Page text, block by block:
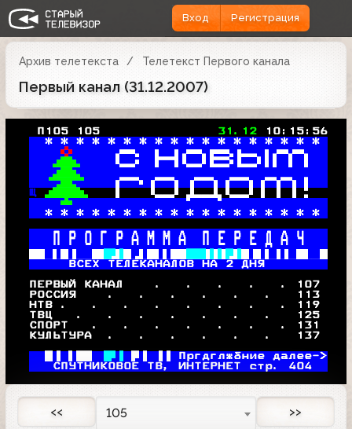
Вход Регистрация
Архив телетекста Телетекст Первого канала
Первый канал (31.12.2007)
   П105 105
31.12
10:15:56
* * * * * * * * * * * * * * * * * *







Щ 



* * * * * * * * * * * * * * * * * *
П Р О Г Р А М М А  П Е Р Е Д А Ч
  
   ВСЕХ ТЕЛЕКАНАЛОВ НА 2 ДНЯ
  ПЕРВЫЙ КАНАЛ    .   .   .   .   .
107
  РОССИЯ    .   .   .   .   .   .
113
  НТВ .   .   .   .   .   .   .   .
119
  ТВЦ   .   .   .   .   .   .   .
125
  СПОРТ   .   .   .   .   .   .   .
131
  КУЛЬТУРА  .   .   .   .   .   .
137
Пргдглжбние далее->
СПУТНИКОВОЕ ТВ, ИНТЕРНЕТ стр. 404
<< 105 >>